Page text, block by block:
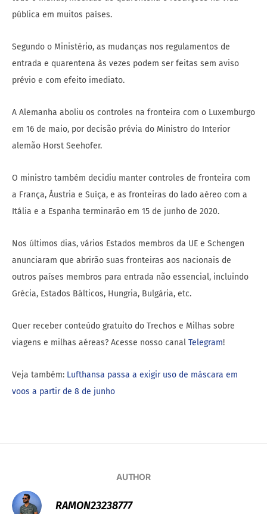
pública em muitos países.
Segundo o Ministério, as mudanças nos regulamentos de
entrada e quarentena às vezes podem ser feitas sem aviso
prévio e com efeito imediato.
A Alemanha aboliu os controles na fronteira com o Luxemburgo
em 16 de maio, por decisão prévia do Ministro do Interior
alemão Horst Seehofer.
O ministro também decidiu manter controles de fronteira com
a França, Áustria e Suíça, e as fronteiras do lado aéreo com a
Itália e a Espanha terminarão em 15 de junho de 2020.
Nos últimos dias, vários Estados membros da UE e Schengen
anunciaram que abrirão suas fronteiras aos nacionais de
outros países membros para entrada não essencial, incluindo
Grécia, Estados Bálticos, Hungria, Bulgária, etc.
Quer receber conteúdo gratuito do Trechos e Milhas sobre
viagens e milhas aéreas? Acesse nosso canal Telegram!
Veja também: Lufthansa passa a exigir uso de máscara em
voos a partir de 8 de junho
AUTHOR
RAMON23238777